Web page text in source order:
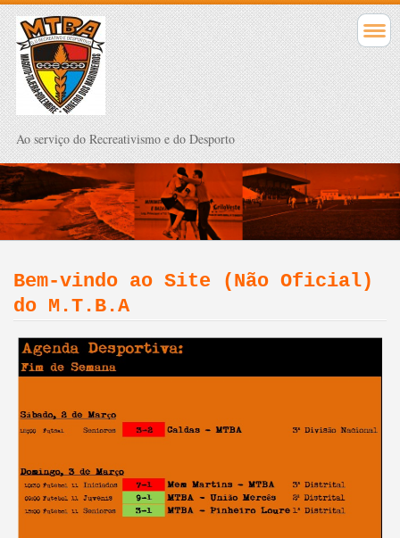
Ao serviço do Recreativismo e do Desporto
Bem-vindo ao Site (Não Oficial)
do M.T.B.A